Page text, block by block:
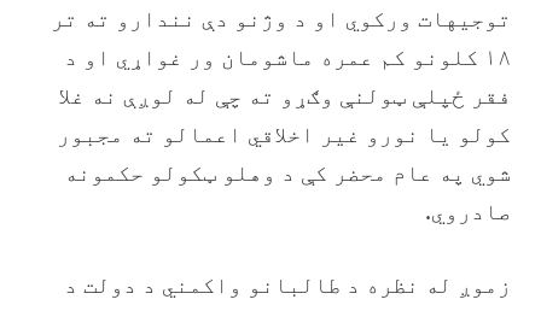
توجیهات ورکوي او د وژنو دې نندارو ته تر
۱۸ کلونو کم عمره ماشومان ور غواړي او د
فقر ځپلې ټولنې وګړو ته چې له لوږې نه غلا
کولو یا نورو غیر اخلاقي اعمالو ته مجبور
شوي په عام محضر کې د وهلو ټکولو حکمونه
صادروي.
‏زموږ له نظره د طالبانو واکمني د دولت د